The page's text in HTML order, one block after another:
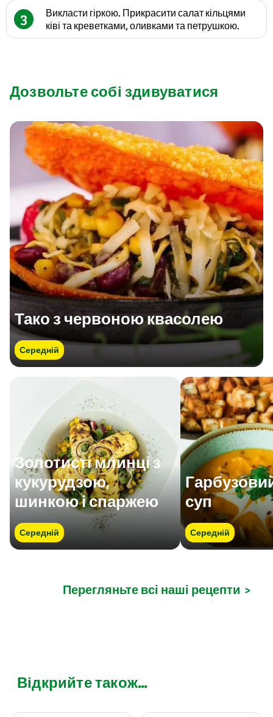
3
Викласти гіркою. Прикрасити салат кільцями
ківі та креветками, оливками та петрушкою.
Дозвольте собі здивуватися
Тако з червоною квасолею
Середній
Золотисті млинці з
кукурудзою,
шинкою і спаржею
Середній
суп
Середній
Перегляньте всі наші рецепти >
Відкрийте також...